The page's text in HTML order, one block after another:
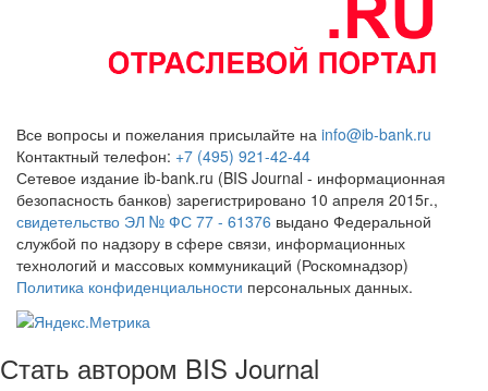
Все вопросы и пожелания присылайте на info@ib-bank.ru
Контактный телефон: +7 (495) 921-42-44
Сетевое издание ib-bank.ru (BIS Journal - информационная
безопасность банков) зарегистрировано 10 апреля 2015г.,
свидетельство ЭЛ № ФС 77 - 61376 выдано Федеральной
службой по надзору в сфере связи, информационных
технологий и массовых коммуникаций (Роскомнадзор)
Политика конфиденциальности персональных данных.
Стать автором BIS Journal